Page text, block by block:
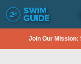
Join Our Mission: